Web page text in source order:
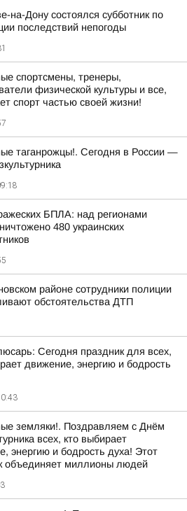
на-Дону состоялся субботник по
последствий непогоды
спортсмены, тренеры,
физической культуры и все,
спорт частью своей жизни!
таганрожцы!. Сегодня в России —
БПЛА: над регионами
480 украинских
районе сотрудники полиции
обстоятельства ДТП
Сегодня праздник для всех,
движение, энергию и бодрость
земляки!. Поздравляем с Днём
всех, кто выбирает
энергию и бодрость духа! Этот
объединяет миллионы людей